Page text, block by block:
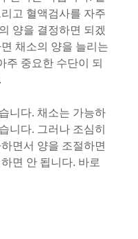
고 혈액검사를 자주
양을 결정하면 되겠
채소의 양을 늘리는
주 중요한 수단이 되
니다. 채소는 가능하
니다. 그러나 조심히
면서 양을 조절하면
면 안 됩니다. 바로